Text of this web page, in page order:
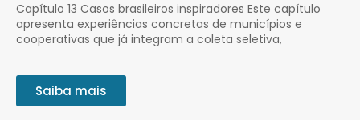
Capítulo 13 Casos brasileiros inspiradores Este capítulo
apresenta experiências concretas de municípios e
cooperativas que já integram a coleta seletiva,
Saiba mais